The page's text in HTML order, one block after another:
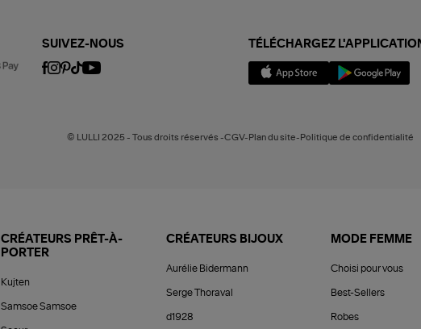
SUIVEZ-NOUS TÉLÉCHARGEZ
© LULLI 2025 - Tous droits réservés -CGV-Plan du site-Politique de confidentialité
CRÉATEURS PRÊT-À-
PORTER
Kujten
Samsoe Samsoe
CRÉATEURS BIJOUX
Aurélie Bidermann
Serge Thoraval
d1928
MODE FEMME
Choisi pour vous
Best-Sellers
Robes